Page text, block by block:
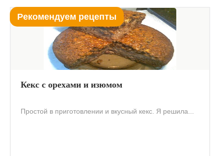
Рекомендуем рецепты
Кекс с орехами и изюмом
Простой в приготовлении и вкусный кекс. Я решила...